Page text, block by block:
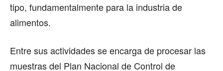
tipo, fundamentalmente para la industria de
alimentos.
Entre sus actividades se encarga de procesar las
muestras del Plan Nacional de Control de